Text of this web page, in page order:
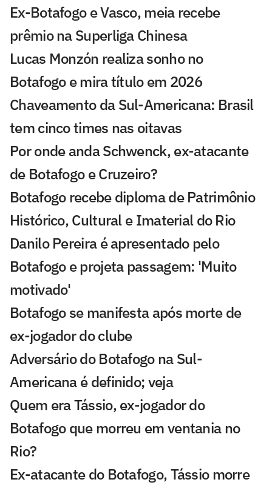
Ex-Botafogo e Vasco, meia recebe
prêmio na Superliga Chinesa
Lucas Monzón realiza sonho no
Botafogo e mira título em 2026
Chaveamento da Sul-Americana: Brasil
tem cinco times nas oitavas
Por onde anda Schwenck, ex-atacante
de Botafogo e Cruzeiro?
Botafogo recebe diploma de Patrimônio
Histórico, Cultural e Imaterial do Rio
Danilo Pereira é apresentado pelo
Botafogo e projeta passagem: 'Muito
motivado'
Botafogo se manifesta após morte de
ex-jogador do clube
Adversário do Botafogo na Sul-
Americana é definido; veja
Quem era Tássio, ex-jogador do
Botafogo que morreu em ventania no
Rio?
Ex-atacante do Botafogo, Tássio morre